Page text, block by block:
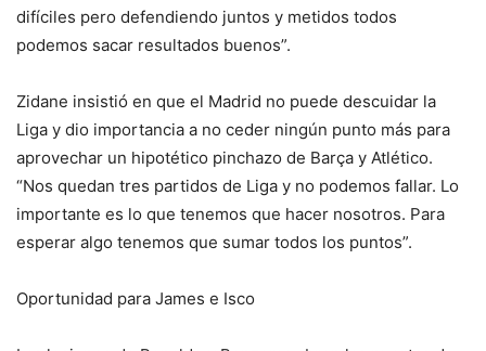
difíciles pero defendiendo juntos y metidos todos
podemos sacar resultados buenos”.
Zidane insistió en que el Madrid no puede descuidar la
Liga y dio importancia a no ceder ningún punto más para
aprovechar un hipotético pinchazo de Barça y Atlético.
“Nos quedan tres partidos de Liga y no podemos fallar. Lo
importante es lo que tenemos que hacer nosotros. Para
esperar algo tenemos que sumar todos los puntos”.
Oportunidad para James e Isco